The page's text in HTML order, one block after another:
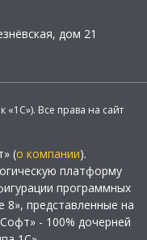
дом 21
Все права на сайт
(о компании).
платформу
программных
8», представленные на
- 100% дочерней